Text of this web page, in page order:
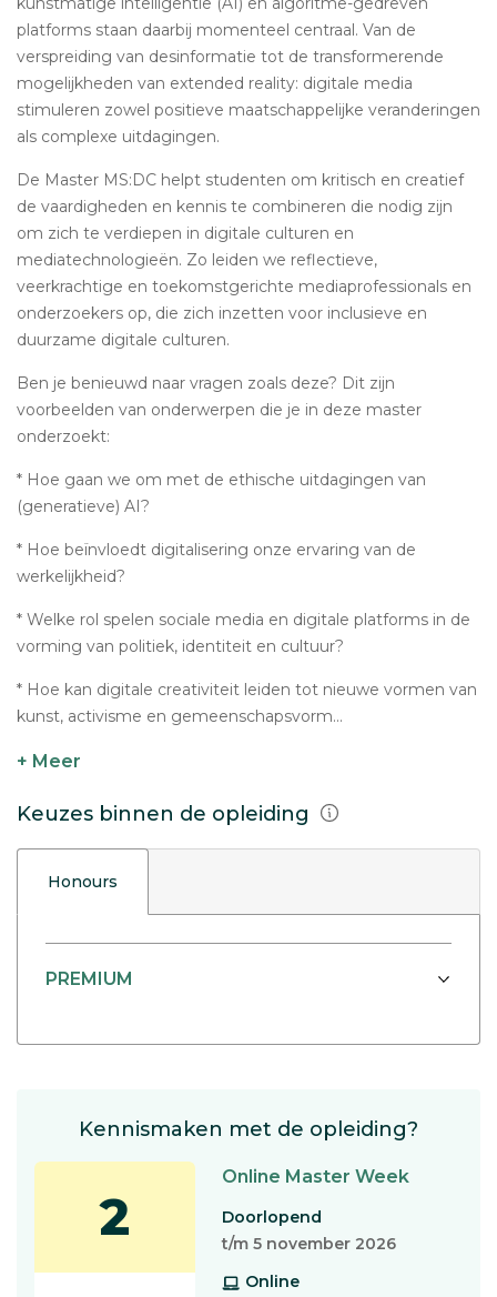
platforms staan daarbij momenteel centraal. Van de
verspreiding van desinformatie tot de transformerende
mogelijkheden van extended reality: digitale media
stimuleren zowel positieve maatschappelijke veranderingen
als complexe uitdagingen.
De Master MS:DC helpt studenten om kritisch en creatief
de vaardigheden en kennis te combineren die nodig zijn
om zich te verdiepen in digitale culturen en
mediatechnologieën. Zo leiden we reflectieve,
veerkrachtige en toekomstgerichte mediaprofessionals en
onderzoekers op, die zich inzetten voor inclusieve en
duurzame digitale culturen.
Ben je benieuwd naar vragen zoals deze? Dit zijn
voorbeelden van onderwerpen die je in deze master
onderzoekt:
* Hoe gaan we om met de ethische uitdagingen van
(generatieve) AI?
* Hoe beïnvloedt digitalisering onze ervaring van de
werkelijkheid?
* Welke rol spelen sociale media en digitale platforms in de
vorming van politiek, identiteit en cultuur?
* Hoe kan digitale creativiteit leiden tot nieuwe vormen van
kunst, activisme en gemeenschapsvorm...
+ Meer
Keuzes binnen de opleiding
Honours
PREMIUM
Kennismaken met de opleiding?
2
Online Master Week
Doorlopend
t/m 5 november 2026
Online